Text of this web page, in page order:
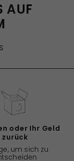
AUF
oder Ihr Geld
zurück
um sich zu